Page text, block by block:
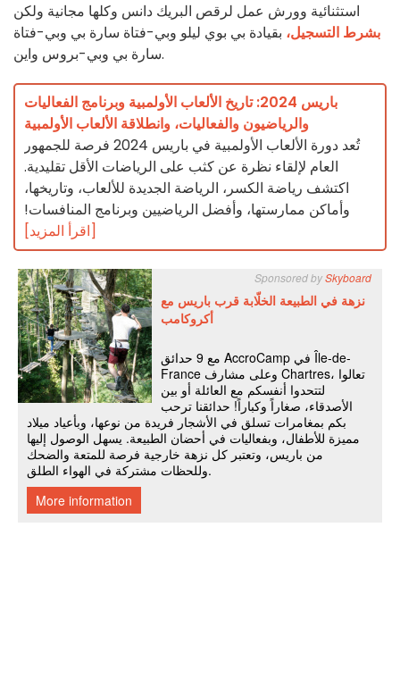
استثنائية وورش عمل لرقص البريك دانس وكلها مجانية ولكن
بشرط التسجيل، بقيادة بي بوي ليلو وبي-فتاة سارة بي وبي-فتاة
سارة بي وبي-بروس واين.
باريس 2024: تاريخ الألعاب الأولمبية وبرنامج الفعاليات
والرياضيون والفعاليات، وانطلاقة الألعاب الأولمبية
تُعد دورة الألعاب الأولمبية في باريس 2024 فرصة للجمهور
العام لإلقاء نظرة عن كثب على الرياضات الأقل تقليدية.
اكتشف رياضة الكسر، الرياضة الجديدة للألعاب، وتاريخها،
وأماكن ممارستها، وأفضل الرياضيين وبرنامج المنافسات!
[اقرأ المزيد]